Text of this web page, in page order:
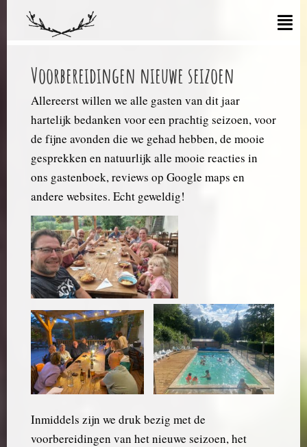
Voorbereidingen nieuwe seizoen
Allereerst willen we alle gasten van dit jaar
hartelijk bedanken voor een prachtig seizoen, voor
de fijne avonden die we gehad hebben, de mooie
gesprekken en natuurlijk alle mooie reacties in
ons gastenboek, reviews op Google maps en
andere websites. Echt geweldig!
Inmiddels zijn we druk bezig met de
voorbereidingen van het nieuwe seizoen, het